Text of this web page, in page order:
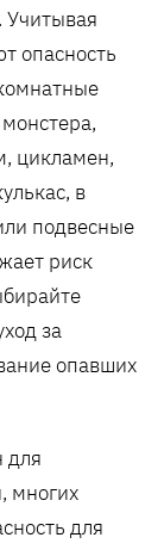
Учитывая
опасность
цикламен,
в
подвесные
риск
за
опавших
для
многих
для